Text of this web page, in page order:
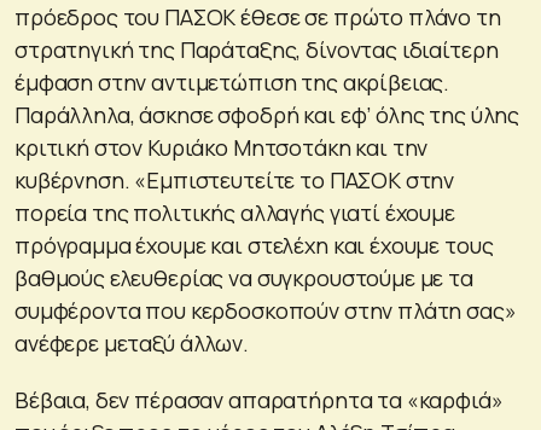
πρόεδρος του ΠΑΣΟΚ έθεσε σε πρώτο πλάνο τη
στρατηγική της Παράταξης, δίνοντας ιδιαίτερη
έμφαση στην αντιμετώπιση της ακρίβειας.
Παράλληλα, άσκησε σφοδρή και εφ’ όλης της ύλης
κριτική στον Κυριάκο Μητσοτάκη και την
κυβέρνηση. «Εμπιστευτείτε το ΠΑΣΟΚ στην
πορεία της πολιτικής αλλαγής γιατί έχουμε
πρόγραμμα έχουμε και στελέχη και έχουμε τους
βαθμούς ελευθερίας να συγκρουστούμε με τα
συμφέροντα που κερδοσκοπούν στην πλάτη σας»
ανέφερε μεταξύ άλλων.
Βέβαια, δεν πέρασαν απαρατήρητα τα «καρφιά»